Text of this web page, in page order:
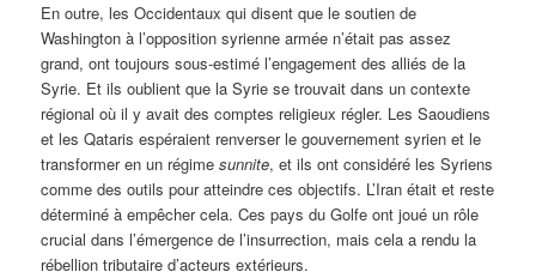
En outre, les Occidentaux qui disent que le soutien de
Washington à l’opposition syrienne armée n’était pas assez
grand, ont toujours sous-estimé l’engagement des alliés de la
Syrie. Et ils oublient que la Syrie se trouvait dans un contexte
régional où il y avait des comptes religieux régler. Les Saoudiens
et les Qataris espéraient renverser le gouvernement syrien et le
transformer en un régimesunnite, et ils ont considéré les Syriens
comme des outils pour atteindre ces objectifs. L’Iran était et reste
déterminé à empêcher cela. Ces pays du Golfe ont joué un rôle
crucial dans l’émergence de l’insurrection, mais cela a rendu la
rébellion tributaire d’acteurs extérieurs.